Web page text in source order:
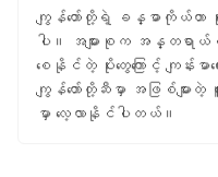
ကျွန်တော်တို့ရဲ့ ခန္ဓာကိုယ်ဟာ
ပါ။ အများစုက အန္တရာယ်
စေနိုင်တဲ့ ပိုးတွေကြောင့် ကျ
ကျွန်တော်တို့ဆီမှာ အဖြစ်များတဲ့
မှာ လေ့လာနိုင်ပါတယ်။